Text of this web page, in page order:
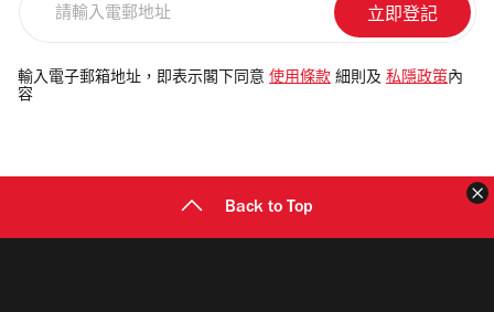
電
郵
輸入電子郵箱地址，即表示閣下同意 使用條款 細則及 私隱政策 內
容
Back to Top